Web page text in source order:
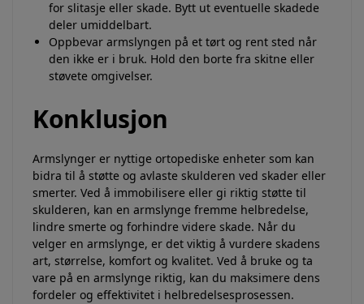
for slitasje eller skade. Bytt ut eventuelle skadede
deler umiddelbart.
Oppbevar armslyngen på et tørt og rent sted når
den ikke er i bruk. Hold den borte fra skitne eller
støvete omgivelser.
Konklusjon
Armslynger er nyttige ortopediske enheter som kan
bidra til å støtte og avlaste skulderen ved skader eller
smerter. Ved å immobilisere eller gi riktig støtte til
skulderen, kan en armslynge fremme helbredelse,
lindre smerte og forhindre videre skade. Når du
velger en armslynge, er det viktig å vurdere skadens
art, størrelse, komfort og kvalitet. Ved å bruke og ta
vare på en armslynge riktig, kan du maksimere dens
fordeler og effektivitet i helbredelsesprosessen.